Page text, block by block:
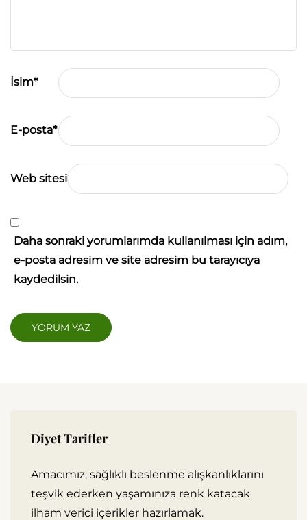
İsim*
E-posta*
Web sitesi
Daha sonraki yorumlarımda kullanılması için adım,
e-posta adresim ve site adresim bu tarayıcıya
kaydedilsin.
Diyet Tarifler
Amacımız, sağlıklı beslenme alışkanlıklarını
teşvik ederken yaşamınıza renk katacak
ilham verici içerikler hazırlamak.